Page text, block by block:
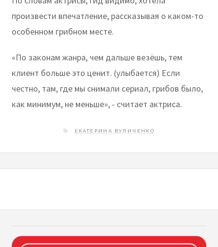
произвести впечатление, рассказывая о каком-то
особенном грибном месте.
«По законам жанра, чем дальше везёшь, тем
клиент больше это ценит. (улыбается) Если
честно, там, где мы снимали сериал, грибов было,
как минимум, не меньше», - считает актриса.
ЕКАТЕРИНА ВУЛИЧЕНКО